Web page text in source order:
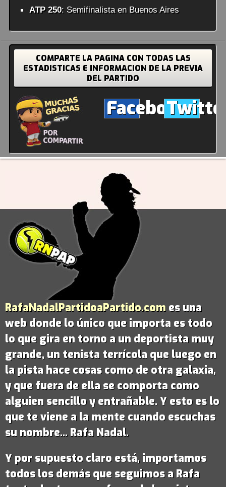
ATP 250: Semifinalista en Buenos Aires
COMPARTE LA PAGINA CON TODAS LAS
ESTADISTICAS E INFORMACION DE LA PREVIA
DEL PARTIDO
Facebook
RafaNadalPartidoaPartido.com es una
web donde lo único que importa es todo
lo que gira en torno a un deportista muy
grande, un tenista terrícola que luego en
la pista hace cosas como de otra galaxia,
y que fuera de ella se comporta como
alguien sencillo y entrañable. Y esto es lo
que te viene a la mente cuando escuchas
su nombre... Rafa Nadal.
Y por supuesto claro está, importamos
todos los demás que seguimos a Rafa